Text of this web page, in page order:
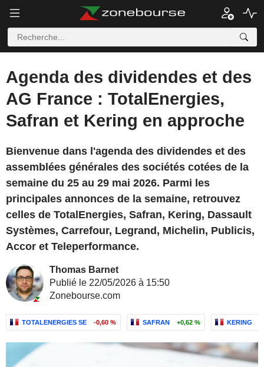
Agenda des dividendes et des
AG France : TotalEnergies,
Safran et Kering en approche
Bienvenue dans l'agenda des dividendes et des
assemblées générales des sociétés cotées de la
semaine du 25 au 29 mai 2026. Parmi les
principales annonces de la semaine, retrouvez
celles de TotalEnergies, Safran, Kering, Dassault
Systèmes, Carrefour, Legrand, Michelin, Publicis,
Accor et Teleperformance.
Thomas Barnet
Publié le 22/05/2026 à 15:50
Zonebourse.com
TOTALENERGIES SE -0,60 % SAFRAN +0,62 % KERING